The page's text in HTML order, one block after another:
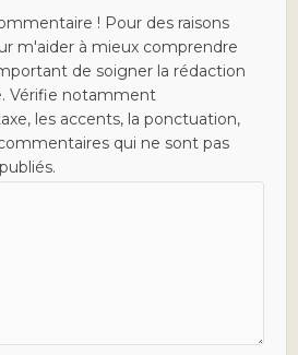
! Pour des raisons
m'aider à mieux comprendre
de soigner la rédaction
Vérifie notamment
les accents, la ponctuation,
qui ne sont pas